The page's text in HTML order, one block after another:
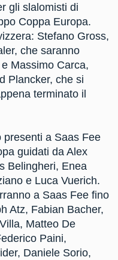
gli slalomisti di
Coppa Europa.
Stefano Gross,
che saranno
Massimo Carca,
Plancker, che si
terminato il
presenti a Saas Fee
guidati da Alex
Belingheri, Enea
e Luca Vuerich.
a Saas Fee fino
Atz, Fabian Bacher,
Matteo De
Paini,
Daniele Sorio,